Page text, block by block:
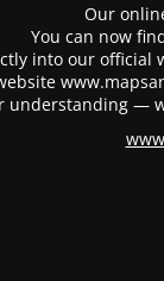
Our
You can now
into our
understanding —